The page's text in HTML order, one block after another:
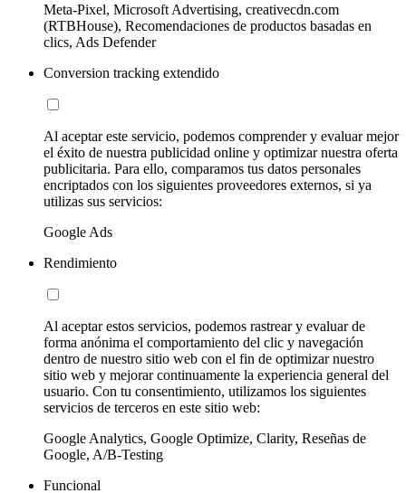
Meta-Pixel, Microsoft Advertising, creativecdn.com
(RTBHouse), Recomendaciones de productos basadas en
clics, Ads Defender
Conversion tracking extendido
Al aceptar este servicio, podemos comprender y evaluar mejor
el éxito de nuestra publicidad online y optimizar nuestra oferta
publicitaria. Para ello, comparamos tus datos personales
encriptados con los siguientes proveedores externos, si ya
utilizas sus servicios:
Google Ads
Rendimiento
Al aceptar estos servicios, podemos rastrear y evaluar de
forma anónima el comportamiento del clic y navegación
dentro de nuestro sitio web con el fin de optimizar nuestro
sitio web y mejorar continuamente la experiencia general del
usuario. Con tu consentimiento, utilizamos los siguientes
servicios de terceros en este sitio web:
Google Analytics, Google Optimize, Clarity, Reseñas de
Google, A/B-Testing
Funcional